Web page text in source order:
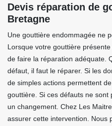
Devis réparation de
Bretagne
Une gouttière endommagée ne
Lorsque votre gouttière
de faire la réparation adéquate.
défaut, il faut le réparer. Si les
de simples actions permettent
gouttière. Si ces défauts ne
un changement. Chez Les
assurer cette intervention. Nous